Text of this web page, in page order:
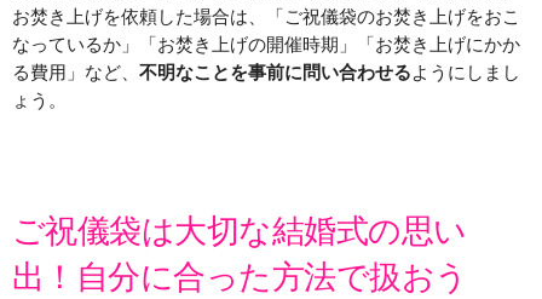
お焚き上げを依頼した場合は、「ご祝儀袋のお焚き上げをおこ
なっているか」「お焚き上げの開催時期」「お焚き上げにかか
る費用」など、 不明なことを事前に問い合わせるようにしまし
ょう。
ご祝儀袋は大切な結婚式の思い
出！自分に合った方法で扱おう